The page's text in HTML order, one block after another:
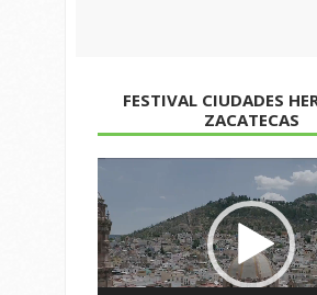
FESTIVAL CIUDADES
ZACATECAS
de
vídeo